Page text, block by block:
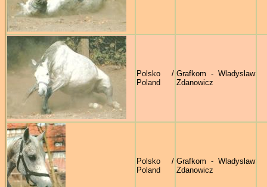
Polsko /
Poland
Grafkom - Wladyslaw
Zdanowicz
Polsko /
Poland
Grafkom - Wladyslaw
Zdanowicz